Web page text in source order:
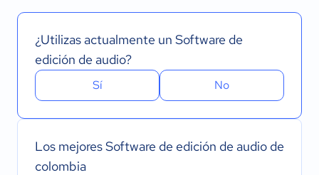
¿Utilizas actualmente un Software de
edición de audio?
Sí No
Los mejores Software de edición de audio de
colombia